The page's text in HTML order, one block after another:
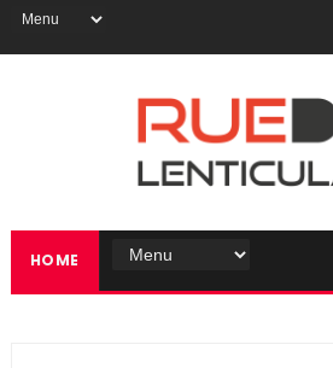
HOME